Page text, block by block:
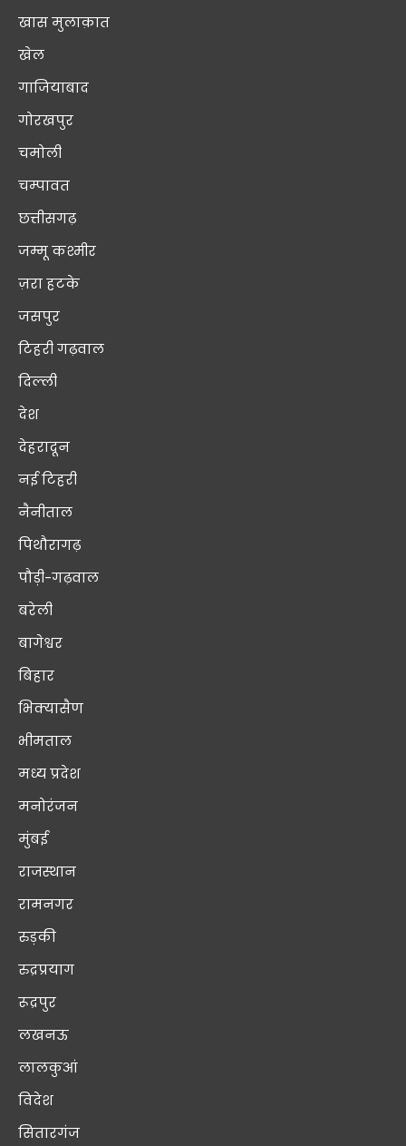
खास मुलाक़ात
खेल
गाजियाबाद
गोरखपुर
चमोली
चम्पावत
छत्तीसगढ़
जम्मू कश्मीर
ज़रा हटके
जसपुर
टिहरी गढ़वाल
दिल्ली
देश
देहरादून
नई टिहरी
नैनीताल
पिथौरागढ़
पौड़ी-गढ़वाल
बरेली
बागेश्वर
बिहार
भिक्यासैण
भीमताल
मध्य प्रदेश
मनोरंजन
मुंबई
राजस्थान
रामनगर
रुड़की
रुद्रप्रयाग
रूद्रपुर
लखनऊ
लालकुआं
विदेश
सितारगंज